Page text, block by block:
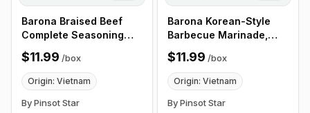
Barona Braised Beef
Complete Seasoning
Sauce, 80g - Box of 24
Packets
$11.99 /box
Origin: Vietnam
By Pinsot Star
Barona Korean-Style
Barbecue Marinade,
80g pack, Box of 24
Packets
$11.99 /box
Origin: Vietnam
By Pinsot Star